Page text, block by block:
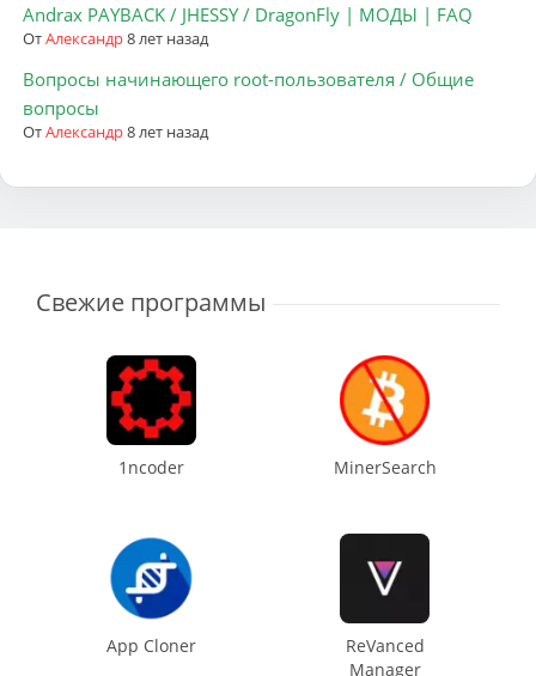
Andrax PAYBACK / JHESSY / DragonFly | МОДЫ | FAQ
ОтАлександр8 лет назад
Вопросы начинающего root-пользователя / Общие
вопросы
ОтАлександр8 лет назад
Свежие программы
1ncoder MinerSearch
App Cloner
ReVanced
Manager